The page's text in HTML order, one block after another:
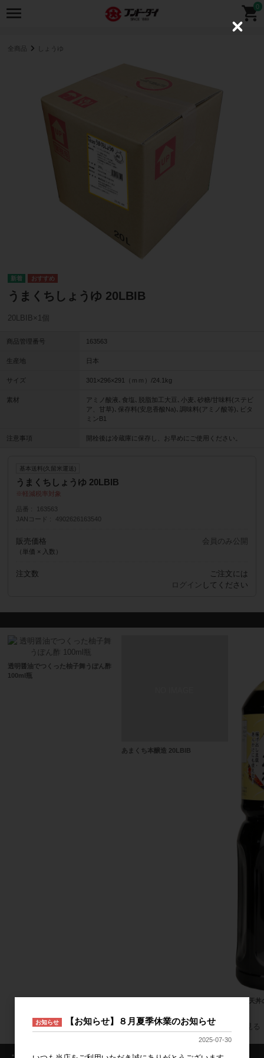
0
全商品 しょうゆ
うまくちしょうゆ 20LBIB
20LBIB×1個
商品管理番号 163563
生産地 日本
サイズ 301×296×291（ｍｍ）/24.1kg
素材
アミノ酸液､食塩､脱脂加工大豆､小麦､砂糖/甘味料(ステビ
ア、甘草)､保存料(安息香酸Na)､調味料(アミノ酸等)､ビタ
ミンB1
注意事項 開栓後は冷蔵庫に保存し、お早めにご使用ください。
基本送料(久留米運送)
うまくちしょうゆ 20LBIB
軽減税率対象
品番
163563
JANコード
4902626163540
販売価格
（単価 × 入数）
会員のみ公開
注文数
ご注文には
ログイン してください
透明醤油でつくった柚子舞うぽん酢
100ml瓶
あまくち本醸造 20LBIB
照り天
すべてのおすすめ商品を見る
お知らせ 【お知らせ】８月夏季休業のお知らせ
2025-07-30
C